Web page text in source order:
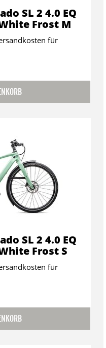
SL 2 4.0 EQ
Frost M
für
SL 2 4.0 EQ
Frost S
für